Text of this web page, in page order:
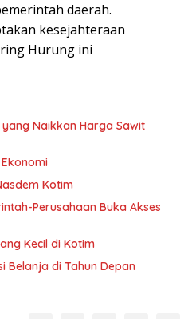
daerah.
kesejahteraan
Hurung ini
yang Naikkan Harga Sawit
Kotim
Perusahaan Buka Akses
Kecil di Kotim
Belanja di Tahun Depan